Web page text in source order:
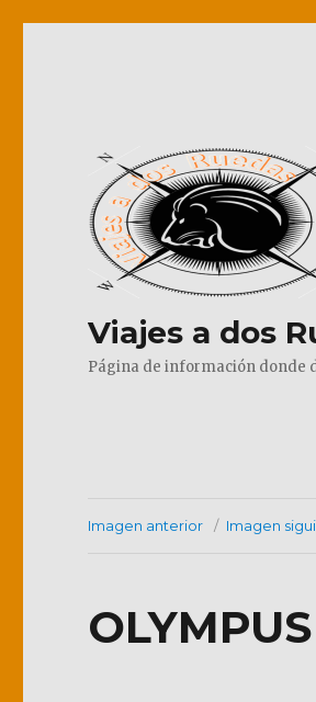
Viajes a dos
Página de información donde
Imagen anterior Imagen